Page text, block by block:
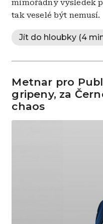
mimořádný výsledek
tak veselé být nemusí.
Jít do hloubky (4
Metnar pro
gripeny, za
chaos